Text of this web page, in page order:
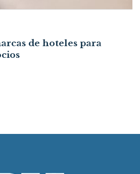
de hoteles para